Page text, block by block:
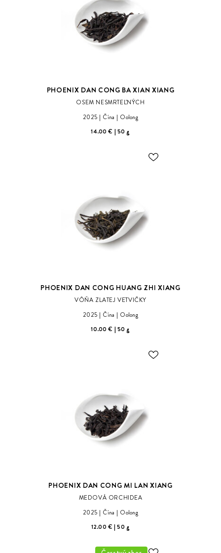
PHOENIX DAN CONG BA XIAN XIANG
OSEM NESMRTEĽNÝCH
2025
Čína
Oolong
14.00 €
50 g
ODOBER
PHOENIX DAN CONG HUANG ZHI XIANG
VÔŇA ZLATEJ VETVIČKY
2025
Čína
Oolong
10.00 €
50 g
ODOBER
PHOENIX DAN CONG MI LAN XIANG
MEDOVÁ ORCHIDEA
2025
Čína
Oolong
12.00 € 50 g